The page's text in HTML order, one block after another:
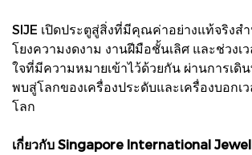
SIJE เปิดประตูสู่สิ่งที่มีคุณค่าอย่างแท้จริงส
โยงความงดงาม งานฝีมือชั้นเลิศ และช่วงเ
ใจที่มีความหมายเข้าไว้ด้วยกัน ผ่านการเดิ
พบสู่โลกของเครื่องประดับและเครื่องบอกเ
โลก
เกี่ยวกับ Singapore International